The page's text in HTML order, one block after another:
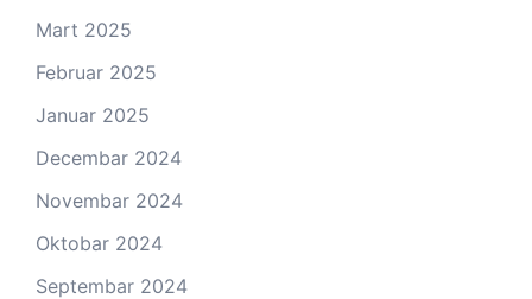
Mart 2025
Februar 2025
Januar 2025
Decembar 2024
Novembar 2024
Oktobar 2024
Septembar 2024